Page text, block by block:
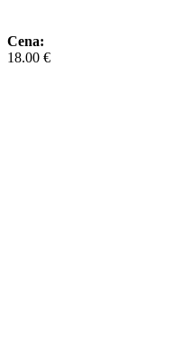
Cena:
18.00 €